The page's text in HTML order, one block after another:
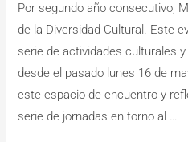
Por segundo año consecutivo,
de la Diversidad Cultural. Este
serie de actividades culturales
desde el pasado lunes 16 de
este espacio de encuentro y
serie de jornadas en torno al …